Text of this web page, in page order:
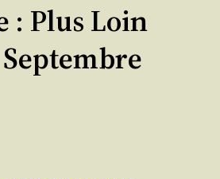
: Plus Loin
Septembre